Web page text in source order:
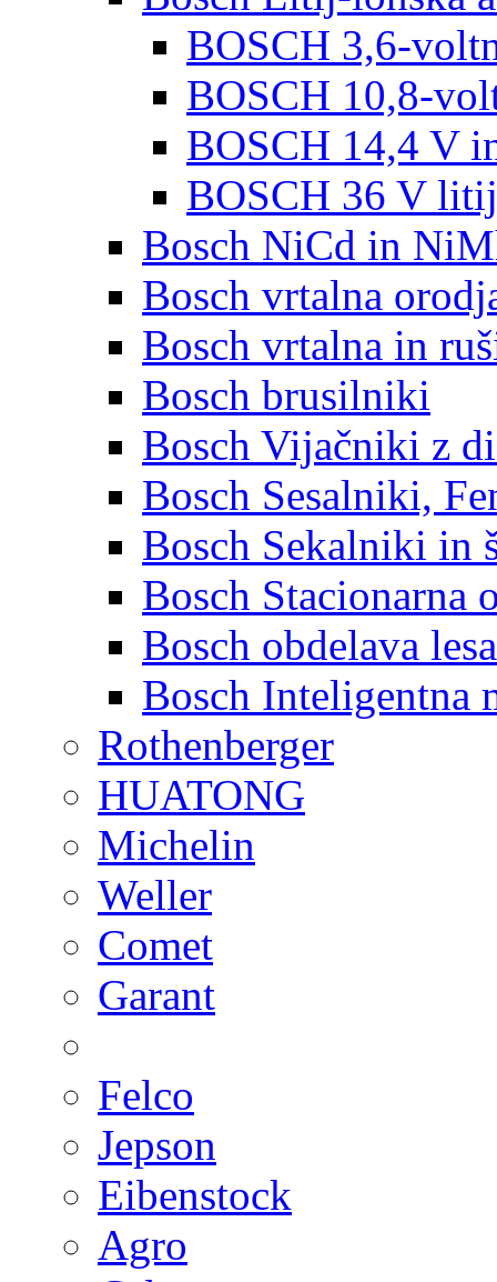
BOSCH 3,6-
BOSCH 10,8-
BOSCH 14,4 V
BOSCH 36 V
Bosch NiCd in
Bosch vrtalna
Bosch vrtalna in
Bosch brusilniki
Bosch Vijačniki z
Bosch Sesalniki,
Bosch Sekalniki in
Bosch Stacionarna
Bosch obdelava lesa
Bosch Inteligentna
Rothenberger
HUATONG
Michelin
Weller
Comet
Garant
Felco
Jepson
Eibenstock
Agro